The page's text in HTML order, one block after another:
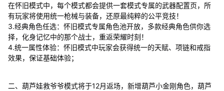
在怀旧模式中，每个模式都会提供一套模式专属的武器配置页，所
有玩家将使用统一枪械与装备，还原最纯粹的公平竞技！
3.经典角色任选：怀旧模式专属角色池开放，多款经典角色供你选
择，化身记忆中的那个战士，重返荣耀时刻！
4.统一属性体验：怀旧模式中玩家会获得统一的天赋、项链和戒指
效果，保证基础体验；
二、葫芦娃救爷爷模式将于12月返场，新增葫芦小金刚角色，葫芦